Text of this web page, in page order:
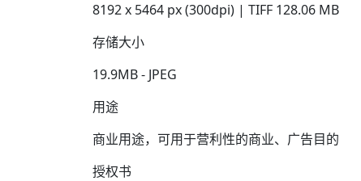
8192 x 5464 px (300dpi) | TIFF 128.06 MB
存储大小
19.9MB - JPEG
用途
商业用途，可用于营利性的商业、广告目的
授权书